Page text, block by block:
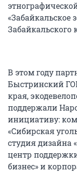
«Забайкальское
Забайкальского
В этом году
Быстринский
края,
поддержали
инициативу:
«Сибирская
студия дизайна
центр
бизнес» и